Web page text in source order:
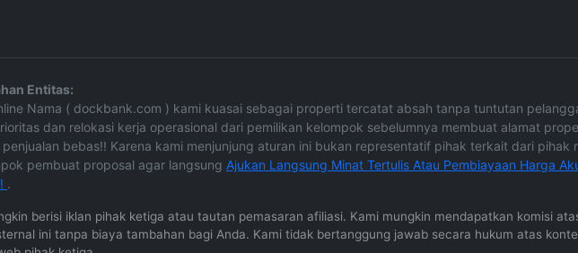
Entitas:
Nama ( dockbank.com ) kami kuasai sebagai properti tercatat absah tanpa tuntutan
dan relokasi kerja operasional dari pemilikan kelompok sebelumnya membuat alamat
bebas!! Karena kami menjunjung aturan ini bukan representatif pihak terkait dari pihak
pembuat proposal agar langsung Ajukan Langsung Minat Tertulis Atau Pembiayaan Harga
.
berisi iklan pihak ketiga atau tautan pemasaran afiliasi. Kami mungkin mendapatkan komisi
ini tanpa biaya tambahan bagi Anda. Kami tidak bertanggung jawab secara hukum atas